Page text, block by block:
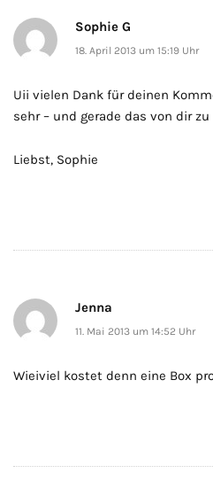
Sophie G
18. April 2013 um 15:19 Uhr
Uii vielen Dank für deinen
sehr – und gerade das von dir
Liebst, Sophie
Jenna
11. Mai 2013 um 14:52 Uhr
Wieiviel kostet denn eine Box